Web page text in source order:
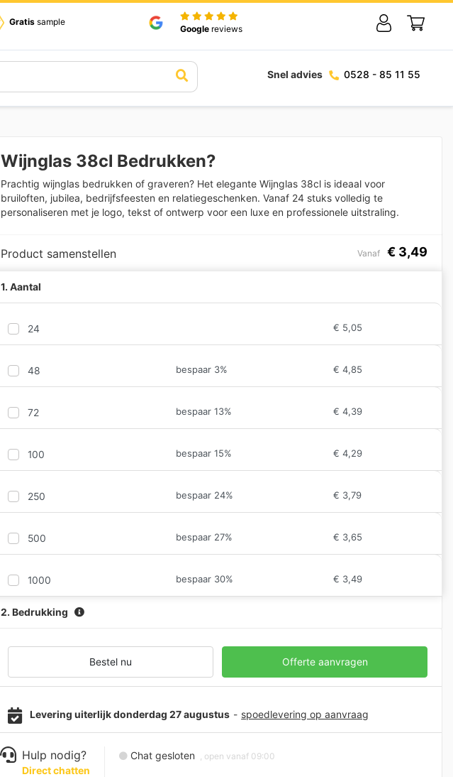
Gratis sample
Google reviews
Snel advies 0528 - 85 11 55
Wijnglas 38cl Bedrukken?
Prachtig wijnglas bedrukken of graveren? Het elegante Wijnglas 38cl is ideaal voor
bruiloften, jubilea, bedrijfsfeesten en relatiegeschenken. Vanaf 24 stuks volledig te
personaliseren met je logo, tekst of ontwerp voor een luxe en professionele uitstraling.
Product samenstellen Vanaf € 3,49
1. Aantal
24 € 5,05
48 bespaar 3% € 4,85
72 bespaar 13% € 4,39
100 bespaar 15% € 4,29
250 bespaar 24% € 3,79
500 bespaar 27% € 3,65
1000 bespaar 30% € 3,49
2. Bedrukking
Bestel nu Offerte aanvragen
Levering uiterlijk donderdag 27 augustus - spoedlevering op aanvraag
Hulp nodig?
Direct chatten
Chat gesloten , open vanaf 09:00